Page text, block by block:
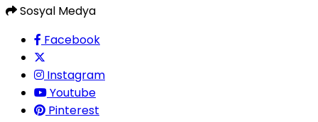
Sosyal Medya
Facebook
Instagram
Youtube
Pinterest